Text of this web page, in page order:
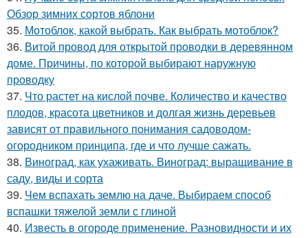
Обзор зимних сортов яблони
35. Мотоблок, какой выбрать. Как выбрать мотоблок?
36. Витой провод для открытой проводки в деревянном
доме. Причины, по которой выбирают наружную
проводку
37. Что растет на кислой почве. Количество и качество
плодов, красота цветников и долгая жизнь деревьев
зависят от правильного понимания садоводом-
огородником принципа, где и что лучше сажать.
38. Виноград, как ухаживать. Виноград: выращивание в
саду, виды и сорта
39. Чем вспахать землю на даче. Выбираем способ
вспашки тяжелой земли с глиной
40. Известь в огороде применение. Разновидности и их